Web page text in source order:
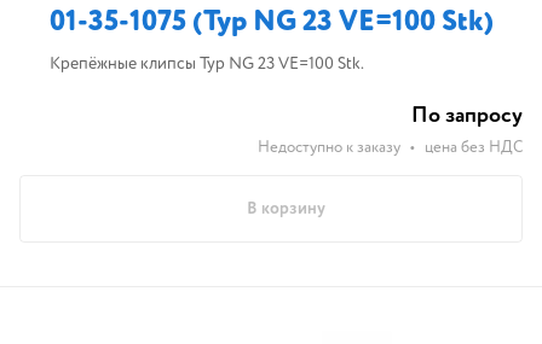
01-35-1075 (Typ NG 23 VE=100 Stk)
Крепёжные клипсы Typ NG 23 VE=100 Stk.
По запросу
Недоступно к заказу • цена без НДС
В корзину